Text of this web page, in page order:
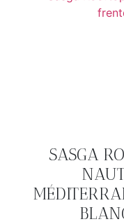
SASGA